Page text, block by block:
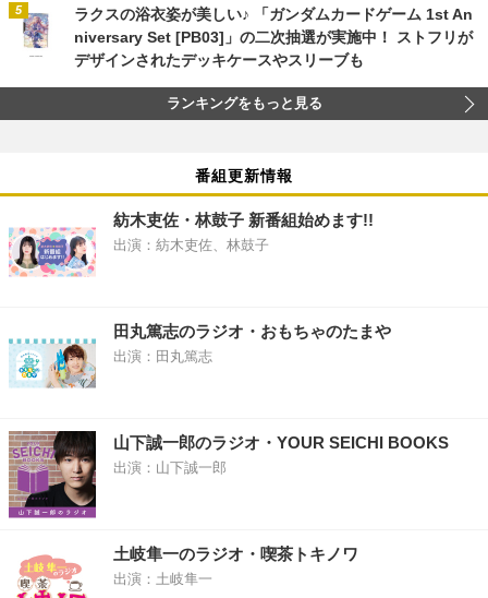
ラクスの浴衣姿が美しい♪ 「ガンダムカードゲーム 1st An
niversary Set [PB03]」の二次抽選が実施中！ ストフリが
デザインされたデッキケースやスリーブも
ランキングをもっと見る
番組更新情報
紡木吏佐・林鼓子 新番組始めます!!
出演：紡木吏佐、林鼓子
田丸篤志のラジオ・おもちゃのたまや
出演：田丸篤志
山下誠一郎のラジオ・YOUR SEICHI BOOKS
出演：山下誠一郎
土岐隼一のラジオ・喫茶トキノワ
出演：土岐隼一